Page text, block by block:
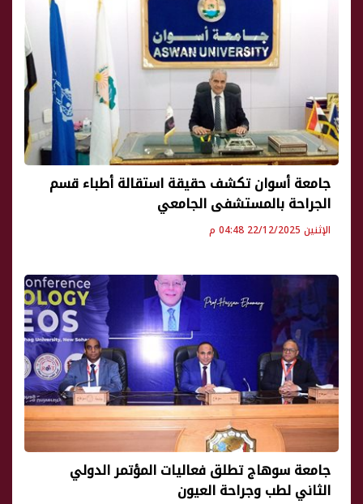
جامعة أسوان تكشف حقيقة استقالة أطباء قسم
الجراحة بالمستشفى الجامعي
الإثنين 22/12/2025 04:48 م
جامعة سوهاج تطلق فعاليات المؤتمر الدولي
الثاني لطب وجراحة العيون